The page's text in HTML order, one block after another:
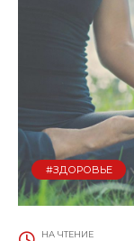
#ЗДОРОВЬЕ
НА ЧТЕНИЕ